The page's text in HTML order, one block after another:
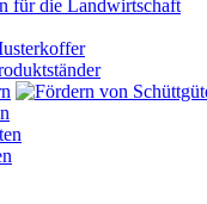
für die Landwirtschaft